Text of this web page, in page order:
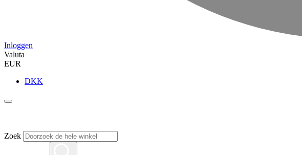
Inloggen
Valuta
EUR
DKK
Zoek